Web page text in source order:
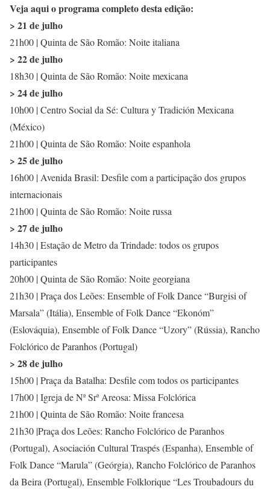
Veja aqui o programa completo desta edição:
> 21 de julho
21h00 | Quinta de São Romão: Noite italiana
> 22 de julho
18h30 | Quinta de São Romão: Noite mexicana
> 24 de julho
10h00 | Centro Social da Sé: Cultura y Tradición Mexicana
(México)
21h00 | Quinta de São Romão: Noite espanhola
> 25 de julho
16h00 | Avenida Brasil: Desfile com a participação dos grupos
internacionais
21h00 | Quinta de São Romão: Noite russa
> 27 de julho
14h30 | Estação de Metro da Trindade: todos os grupos
participantes
20h00 | Quinta de São Romão: Noite georgiana
21h30 | Praça dos Leões: Ensemble of Folk Dance “Burgisi of
Marsala” (Itália), Ensemble of Folk Dance “Ekonóm”
(Eslováquia), Ensemble of Folk Dance “Uzory” (Rússia), Rancho
Folclórico de Paranhos (Portugal)
> 28 de julho
15h00 | Praça da Batalha: Desfile com todos os participantes
17h00 | Igreja de Nª Srª Areosa: Missa Folclórica
21h00 | Quinta de São Romão: Noite francesa
21h30 |Praça dos Leões: Rancho Folclórico de Paranhos
(Portugal), Asociación Cultural Traspés (Espanha), Ensemble of
Folk Dance “Marula” (Geórgia), Rancho Folclórico de Paranhos
da Beira (Portugal), Ensemble Folklorique “Les Troubadours du